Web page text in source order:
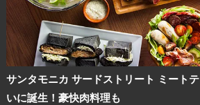
サンタモニカ サードストリート ミート
いに誕生！豪快肉料理も